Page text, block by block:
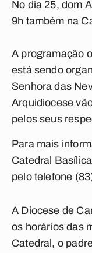
No dia 25, dom
9h também na
A programação
está sendo
Senhora das
Arquidiocese
pelos seus
Para mais
Catedral
pelo telefone
A Diocese de
os horários das
Catedral, o